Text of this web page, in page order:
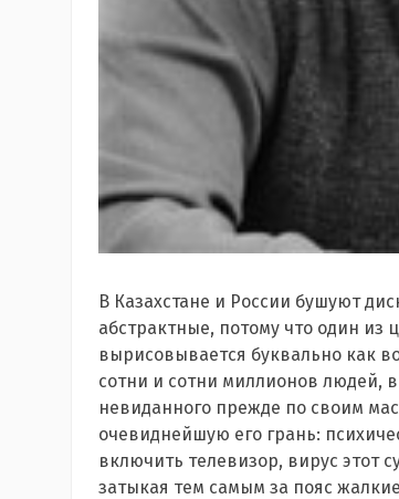
В Казахстане и России бушуют
абстрактные, потому что один
вырисовывается буквально как
сотни и сотни миллионов людей,
невиданного прежде по своим
очевиднейшую его грань:
включить телевизор, вирус этот
затыкая тем самым за пояс